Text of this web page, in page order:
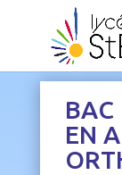
BAC
EN